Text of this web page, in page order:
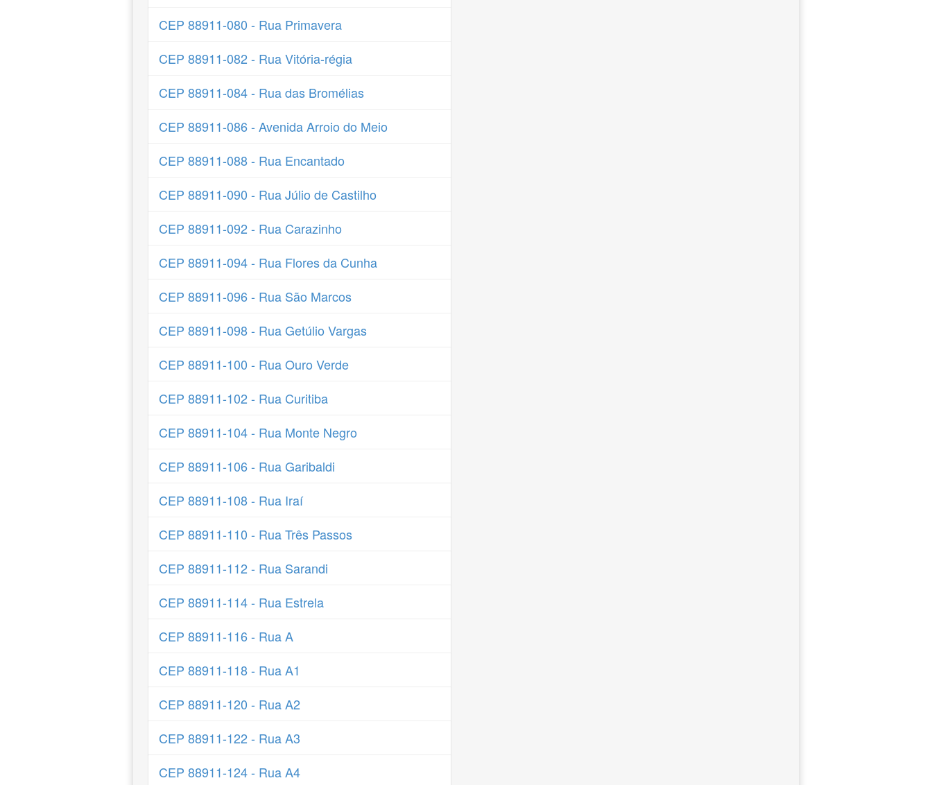
CEP 88911-080 - Rua Primavera
CEP 88911-082 - Rua Vitória-régia
CEP 88911-084 - Rua das Bromélias
CEP 88911-086 - Avenida Arroio do Meio
CEP 88911-088 - Rua Encantado
CEP 88911-090 - Rua Júlio de Castilho
CEP 88911-092 - Rua Carazinho
CEP 88911-094 - Rua Flores da Cunha
CEP 88911-096 - Rua São Marcos
CEP 88911-098 - Rua Getúlio Vargas
CEP 88911-100 - Rua Ouro Verde
CEP 88911-102 - Rua Curitiba
CEP 88911-104 - Rua Monte Negro
CEP 88911-106 - Rua Garibaldi
CEP 88911-108 - Rua Iraí
CEP 88911-110 - Rua Três Passos
CEP 88911-112 - Rua Sarandi
CEP 88911-114 - Rua Estrela
CEP 88911-116 - Rua A
CEP 88911-118 - Rua A1
CEP 88911-120 - Rua A2
CEP 88911-122 - Rua A3
CEP 88911-124 - Rua A4